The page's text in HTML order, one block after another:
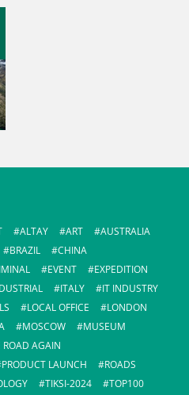
ALTAY ART
AUSTRALIA
BRAZIL
CHINA
EVENT
EXPEDITION
ITALY
IT INDUSTRY
LOCAL OFFICE
LONDON
MOSCOW
MUSEUM
ROAD AGAIN
PRODUCT LAUNCH
ROADS
TIKSI-2024
TOP100